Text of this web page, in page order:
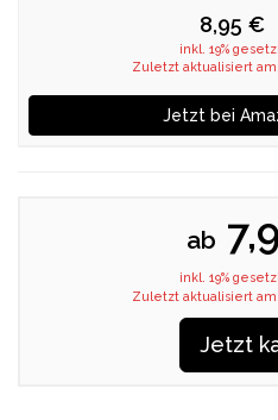
8,95 €
inkl. 19%
Zuletzt aktualisiert am:
Jetzt bei
ab
inkl. 19%
Zuletzt aktualisiert am:
Jetzt